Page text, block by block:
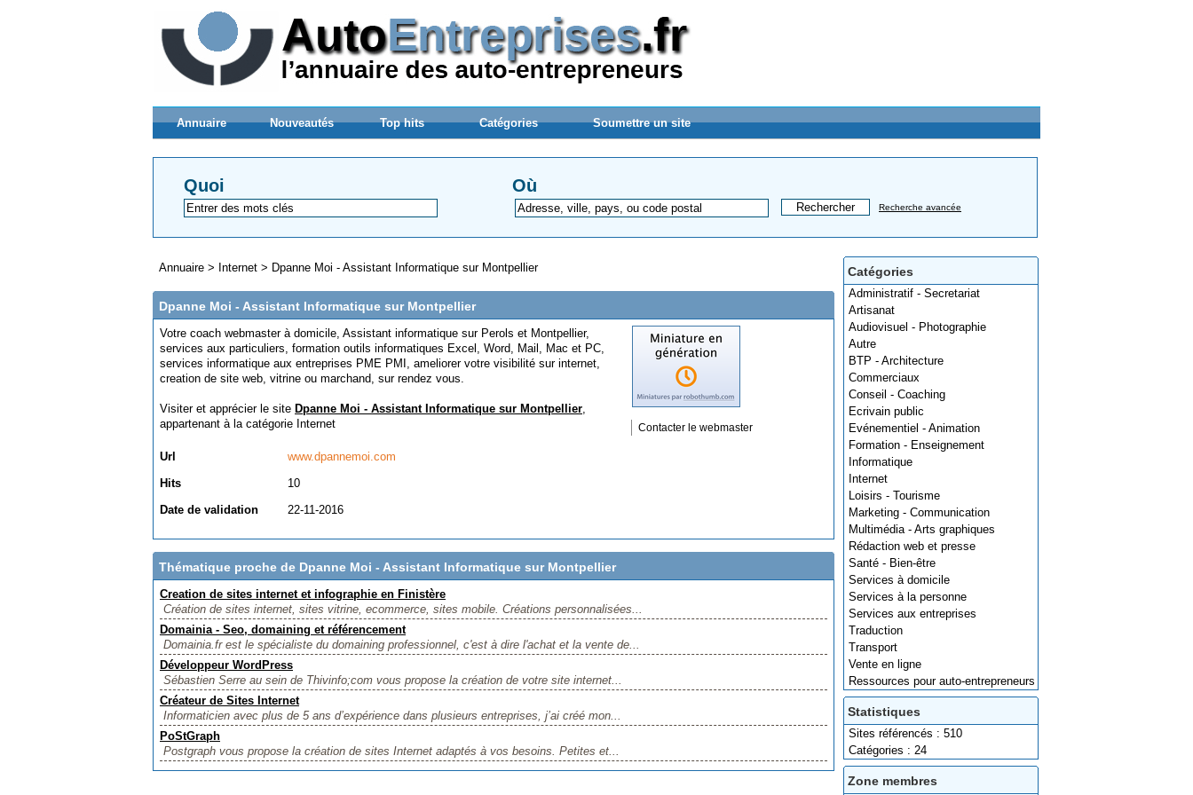
Annuaire Nouveautés Top hits Catégories Soumettre un site
Quoi Où
Recherche avancée
Catégories
Administratif - Secretariat
Artisanat
Audiovisuel - Photographie
Autre
BTP - Architecture
Commerciaux
Conseil - Coaching
Ecrivain public
Evénementiel - Animation
Formation - Enseignement
Informatique
Internet
Loisirs - Tourisme
Marketing - Communication
Multimédia - Arts graphiques
Rédaction web et presse
Santé - Bien-être
Services à domicile
Services à la personne
Services aux entreprises
Traduction
Transport
Vente en ligne
Ressources pour auto-entrepreneurs
Statistiques
Sites référencés : 510
Catégories : 24
Zone membres
Annuaire > Internet > Dpanne Moi - Assistant Informatique sur Montpellier
Dpanne Moi - Assistant Informatique sur Montpellier
Votre coach webmaster à domicile, Assistant informatique sur Perols et Montpellier,
services aux particuliers, formation outils informatiques Excel, Word, Mail, Mac et PC,
services informatique aux entreprises PME PMI, ameliorer votre visibilité sur internet,
creation de site web, vitrine ou marchand, sur rendez vous.
Visiter et apprécier le site Dpanne Moi - Assistant Informatique sur Montpellier,
appartenant à la catégorie Internet
Url
www.dpannemoi.com
Hits
10
Date de validation
22-11-2016
Contacter le webmaster
Thématique proche de Dpanne Moi - Assistant Informatique sur Montpellier
Creation de sites internet et infographie en Finistère
Création de sites internet, sites vitrine, ecommerce, sites mobile. Créations personnalisées...
Domainia - Seo, domaining et référencement
Domainia.fr est le spécialiste du domaining professionnel, c'est à dire l'achat et la vente de...
Développeur WordPress
Sébastien Serre au sein de Thivinfo;com vous propose la création de votre site internet...
Créateur de Sites Internet
Informaticien avec plus de 5 ans d’expérience dans plusieurs entreprises, j’ai créé mon...
PoStGraph
Postgraph vous propose la création de sites Internet adaptés à vos besoins. Petites et...